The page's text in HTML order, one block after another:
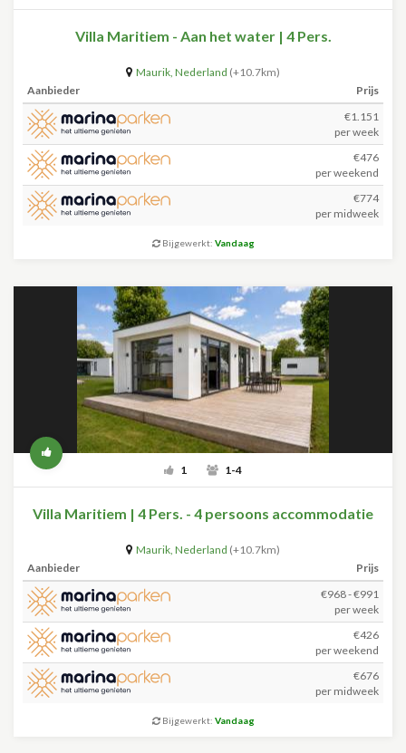
Villa Maritiem - Aan het water | 4 Pers.
Maurik, Nederland (+10.7km)
Aanbieder
Prijs
€1.151
per week
€476
per weekend
€774
per midweek
Bijgewerkt: Vandaag
1 1-4
Villa Maritiem | 4 Pers. - 4 persoons accommodatie
Maurik, Nederland (+10.7km)
Aanbieder
Prijs
€968 - €991
per week
€426
per weekend
€676
per midweek
Bijgewerkt: Vandaag